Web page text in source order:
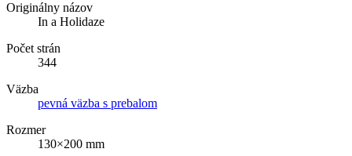
Originálny názov
In a Holidaze
Počet strán
344
Väzba
pevná väzba s prebalom
Rozmer
130×200 mm